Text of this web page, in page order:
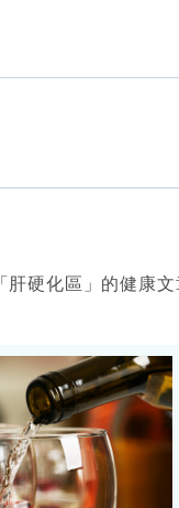
肝硬化區」的健康